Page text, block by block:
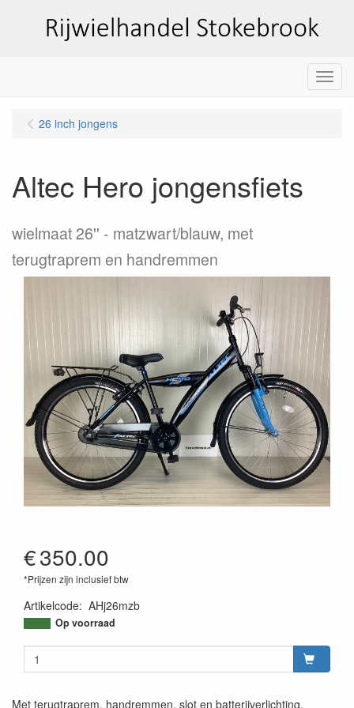
Menu
26 inch jongens
Altec Hero jongensfiets
wielmaat 26''
matzwart/blauw, met
terugtraprem en handremmen
€350.00
*Prijzen zijn inclusief btw
Artikelcode: AHj26mzb
Op voorraad
Met terugtraprem, handremmen, slot en batterijverlichting.